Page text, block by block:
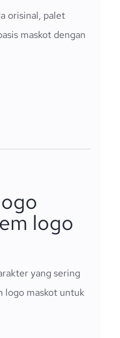
orisinal, palet
maskot dengan
logo
yang sering
logo maskot untuk